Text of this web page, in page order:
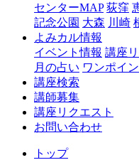
センターMAP 荻窪
記念公園 大森 川崎
よみカル情報
イベント情報 講座
月の占い ワンポイ
講座検索
講師募集
講座リクエスト
お問い合わせ
トップ